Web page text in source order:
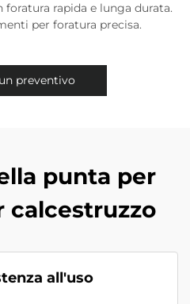
rapida e lunga durata.
per foratura precisa.​
preventivo
punta per
calcestruzzo
all'uso